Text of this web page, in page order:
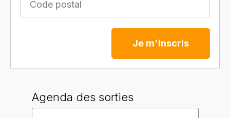
Je m'inscris
Agenda des sorties